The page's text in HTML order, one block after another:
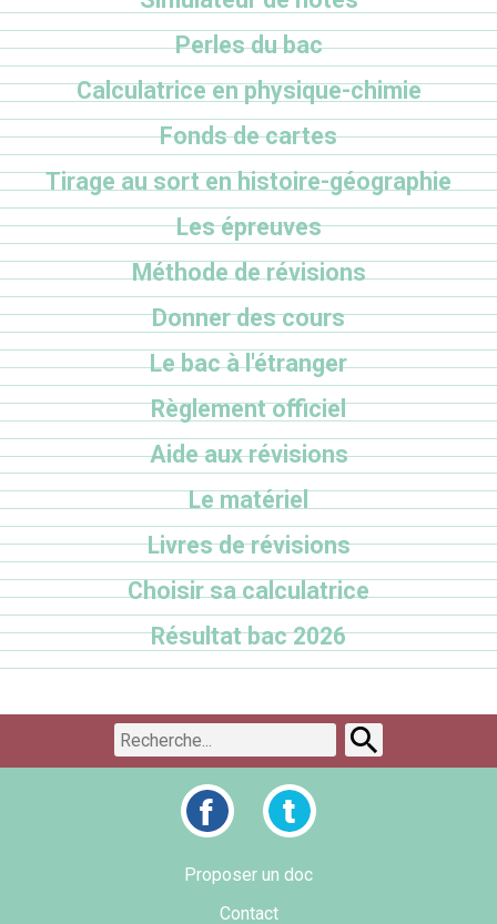
Perles du bac
Calculatrice en physique-chimie
Fonds de cartes
Tirage au sort en histoire-géographie
Les épreuves
Méthode de révisions
Donner des cours
Le bac à l'étranger
Règlement officiel
Aide aux révisions
Le matériel
Livres de révisions
Choisir sa calculatrice
Résultat bac 2026
Proposer un doc
Contact